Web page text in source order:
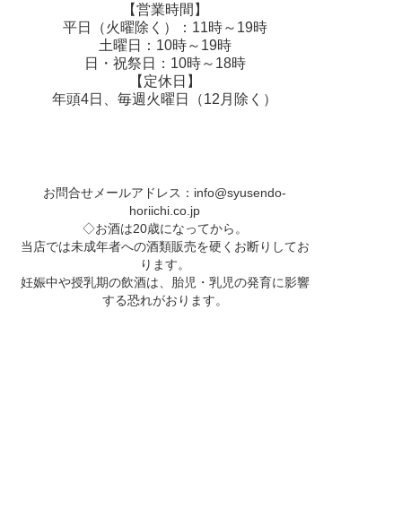
【営業時間】
平日（火曜除く）：11時～19時
土曜日：10時～19時
日・祝祭日：10時～18時
【定休日】
年頭4日、毎週火曜日（12月除く）
お問合せメールアドレス： info@syusendo-
horiichi.co.jp
◇お酒は20歳になってから。
当店では未成年者への酒類販売を硬くお断りしてお
ります。
妊娠中や授乳期の飲酒は、胎児・乳児の発育に影響
する恐れがおります。